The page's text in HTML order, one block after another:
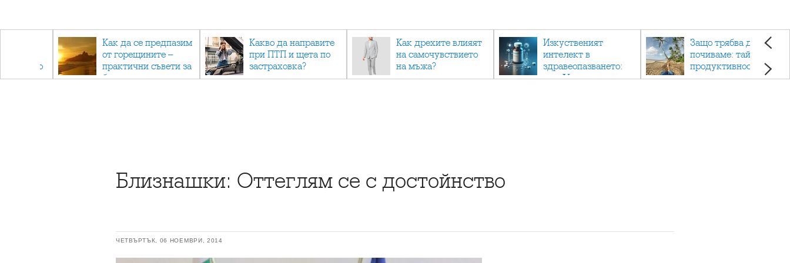
отново
Как да се предпазим
от горещините –
практични съвети за
безопасно лято
Какво да направите
при ПТП и щета по
застраховка?
Как дрехите влияят
на самочувствието
на мъжа?
Изкуственият
интелект в
здравеопазването:
как AI променя
Защо трябва да си
почиваме: тайната на
продуктивността,
здравето и добрия
Близнашки: Оттеглям се с достойнство
ЧЕТВЪРТЪК, 06 НОЕМВРИ, 2014